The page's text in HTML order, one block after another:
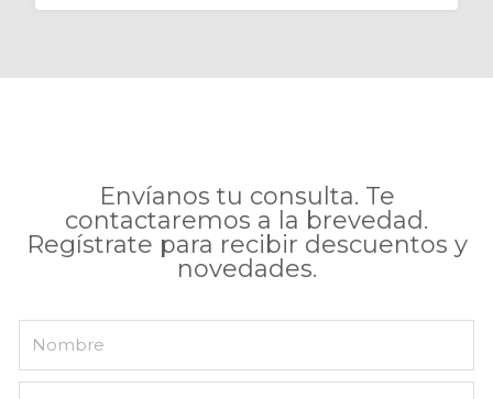
Envíanos tu consulta. Te
contactaremos a la brevedad.
Regístrate para recibir descuentos y
novedades.